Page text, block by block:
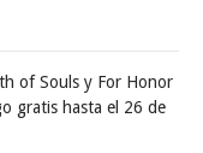
of Souls y For Honor
gratis hasta el 26 de